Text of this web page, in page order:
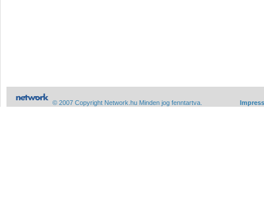
© 2007 Copyright Network.hu Minden jog fenntartva.